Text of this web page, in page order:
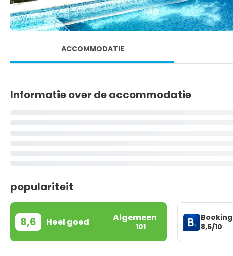
ACCOMMODATIE
Informatie over de accommodatie
populariteit
8,6 Heel goed Algemeen
101
Booking
8,6/10